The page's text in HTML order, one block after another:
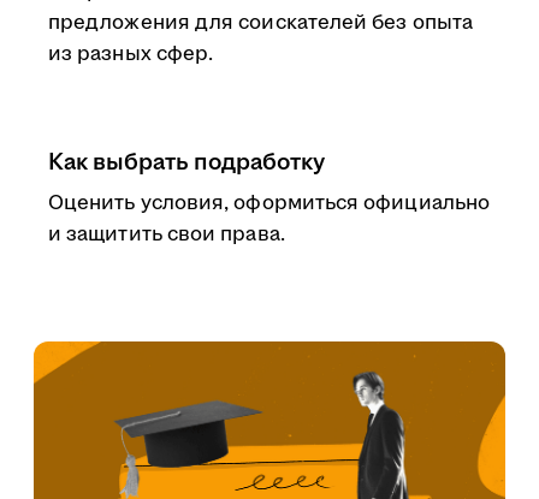
предложения для соискателей без опыта
из разных сфер.
Как выбрать подработку
Оценить условия, оформиться официально
и защитить свои права.